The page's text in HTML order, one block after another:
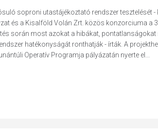
soproni utastájékoztató rendszer
és a Kisalföld Volán Zrt. közös konzorciuma
során most azokat a hibákat, pontatlanságokat
hatékonyságát ronthatják - írták. A
Operatív Programja pályázatán nyerte el...